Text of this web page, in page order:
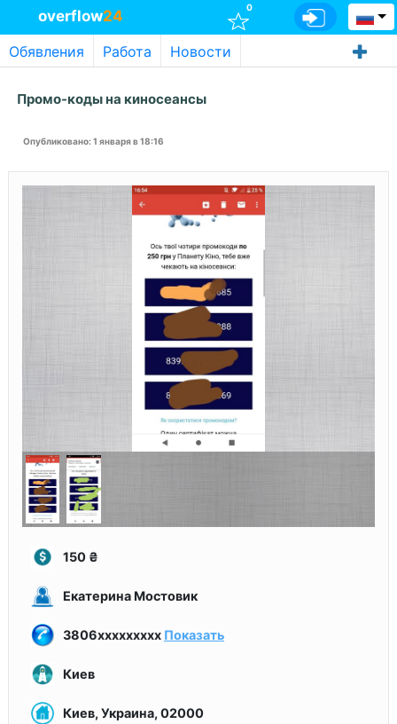
overflow24 0
Обявления Работа Новости
Промо-коды на киносеансы
Опубликовано: 1 января в 18:16
150 ₴
Екатерина Мостовик
3806xxxxxxxxx Показать
Киев
Киев, Украина, 02000